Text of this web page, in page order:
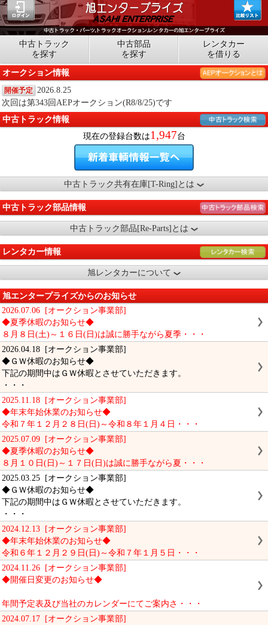
中古トラック
を探す
中古部品
を探す
レンタカー
を借りる
オークション情報
開催予定
2026.8.25
次回は第343回AEPオークション(R8/8/25)です
中古トラック情報
現在の登録台数は1,947台
中古トラック共有在庫[T-Ring]とは
中古トラック部品情報
中古トラック部品[Re-Parts]とは
レンタカー情報
旭レンタカーについて
旭エンタープライズからのお知らせ
2026.07.06 [オークション事業部]
◆夏季休暇のお知らせ◆
８月８日(土)～１６日(日)は誠に勝手ながら夏季・・・
2026.04.18 [オークション事業部]
◆ＧＷ休暇のお知らせ◆
下記の期間中はＧＷ休暇とさせていただきます。
・・・
2025.11.18 [オークション事業部]
◆年末年始休業のお知らせ◆
令和７年１２月２８日(日)～令和８年１月４日・・・
2025.07.09 [オークション事業部]
◆夏季休暇のお知らせ◆
８月１０日(日)～１７日(日)は誠に勝手ながら夏・・・
2025.03.25 [オークション事業部]
◆ＧＷ休暇のお知らせ◆
下記の期間中はＧＷ休暇とさせていただきます。
・・・
2024.12.13 [オークション事業部]
◆年末年始休業のお知らせ◆
令和６年１２月２９日(日)～令和７年１月５日・・・
2024.11.26 [オークション事業部]
◆開催日変更のお知らせ◆
年間予定表及び当社のカレンダーにてご案内さ・・・
2024.07.17 [オークション事業部]